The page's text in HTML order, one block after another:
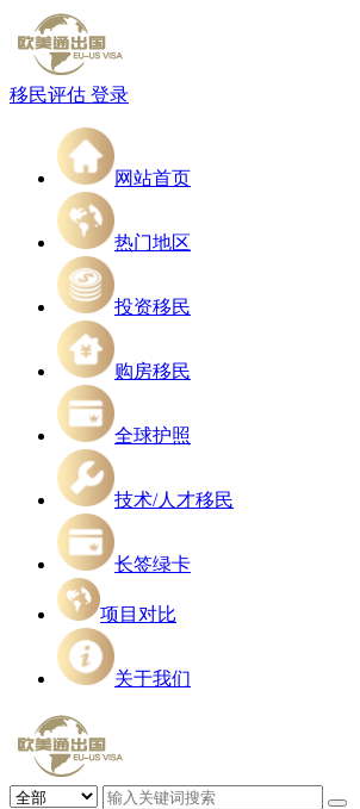
移民评估 登录
网站首页
热门地区
投资移民
购房移民
全球护照
技术/人才移民
长签绿卡
项目对比
关于我们